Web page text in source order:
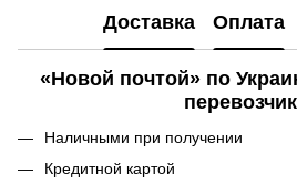
Доставка Оплата
«Новой почтой» по
Наличными при получении
Кредитной картой